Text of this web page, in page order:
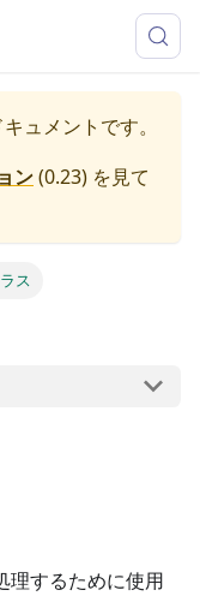
ュメントです。
ン(0.23) を見て
ス
理するために使用